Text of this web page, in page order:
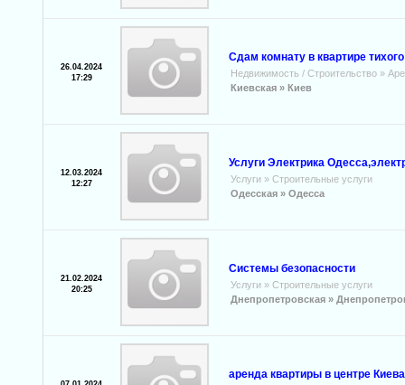
26.04.2024
17:29
Сдам комнату в квартире
Недвижимость / Строительство »
Киевская » Киев
12.03.2024
12:27
Услуги Электрика
Услуги » Строительные услуги
Одесская » Одесса
21.02.2024
20:25
Системы безопасности
Услуги » Строительные услуги
Днепропетровская »
аренда квартиры в центре